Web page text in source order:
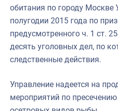
обитания по городу Москве
полугодии 2015 года по
предусмотренного ч. 1 ст.
десять уголовных дел, по
следственные действия.
Управление надеется на
мероприятий по